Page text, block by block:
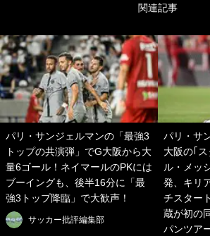
関連記事
パリ・サンジェルマンの「最強3
トップの共演弾」でG大阪から大
量6ゴール！ネイマールのPKには
ブーイングも、後半16分に「最
強3トップ降臨」で大歓声！
サッカー批評編集部
パリ・サ
大阪の｢
ル・メッ
発、キリ
チスター
蔵が初の
パンツア